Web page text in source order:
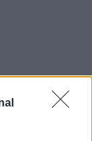
el ritmo
Su